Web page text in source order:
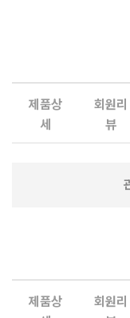
제품상
세
회원리
뷰
제품상
회원리